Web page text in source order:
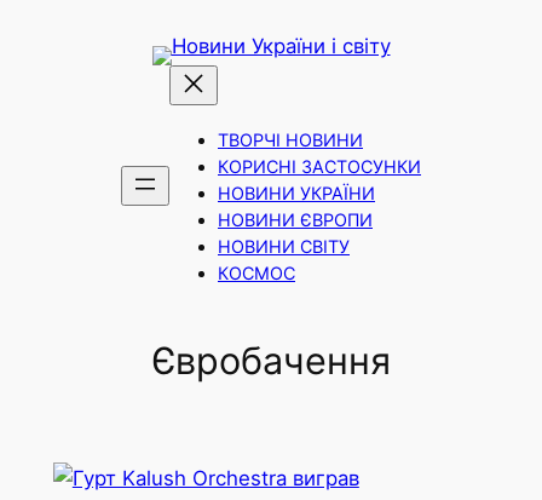
ТВОРЧІ НОВИНИ
КОРИСНІ ЗАСТОСУНКИ
НОВИНИ УКРАЇНИ
НОВИНИ ЄВРОПИ
НОВИНИ СВІТУ
КОСМОС
Євробачення